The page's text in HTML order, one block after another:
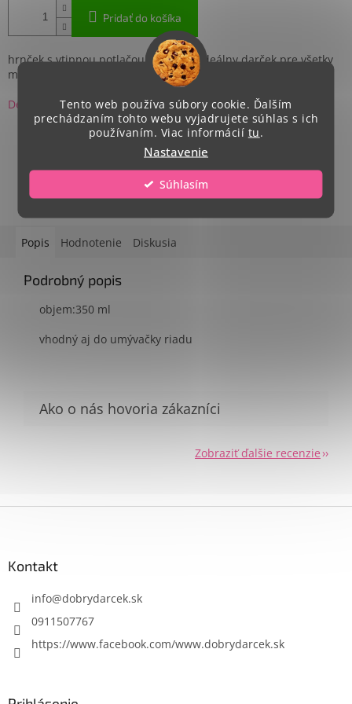
Tento web používa súbory cookie. Ďalším
prechádzaním tohto webu vyjadrujete súhlas s ich
používaním. Viac informácií tu.
Nastavenie
Súhlasím
Pridať do košíka
hrnček s vtipnou potlačou krídla.. je ideálny darček pre všetky
milovníčky anjelov ..
Detailné informácie
OPÝTAŤ SA ZDIEĽAŤ
Popis Hodnotenie Diskusia
Podrobný popis
objem:350 ml
vhodný aj do umývačky riadu
Zobraziť ďalšie recenzie
Kontakt
info@dobrydarcek.sk
0911507767
https://www.facebook.com/www.dobrydarcek.sk